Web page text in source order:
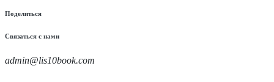
Поделиться
Связаться с нами
admin@lis10book.com